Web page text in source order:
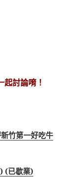
討論唷！
竹第一好吃牛
(已歇業)